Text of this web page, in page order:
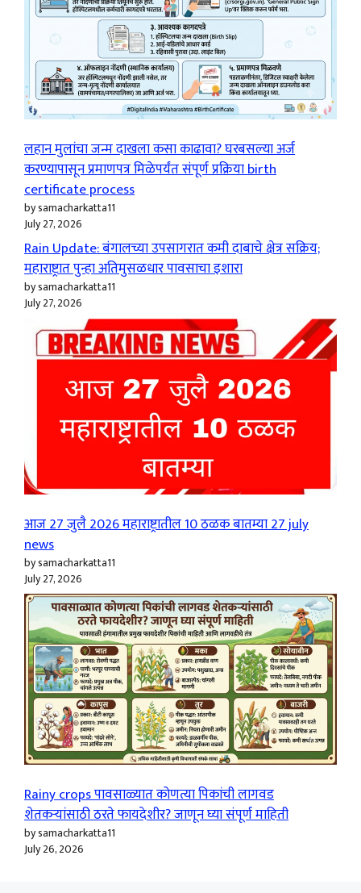
लहान मुलांचा जन्म दाखला कसा काढावा? घरबसल्या अर्ज
करण्यापासून प्रमाणपत्र मिळेपर्यंत संपूर्ण प्रक्रिया birth
certificate process
by samacharkatta11
July 27, 2026
Rain Update: बंगालच्या उपसागरात कमी दाबाचे क्षेत्र सक्रिय;
महाराष्ट्रात पुन्हा अतिमुसळधार पावसाचा इशारा
by samacharkatta11
July 27, 2026
आज 27 जुलै 2026 महाराष्ट्रातील 10 ठळक बातम्या 27 july
news
by samacharkatta11
July 27, 2026
Rainy crops पावसाळ्यात कोणत्या पिकांची लागवड
शेतकऱ्यांसाठी ठरते फायदेशीर? जाणून घ्या संपूर्ण माहिती
by samacharkatta11
July 26, 2026